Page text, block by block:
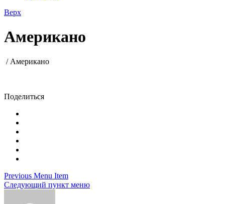
Верх
Американо
/ Американо
Поделиться
Previous Menu Item
Следующий пункт меню